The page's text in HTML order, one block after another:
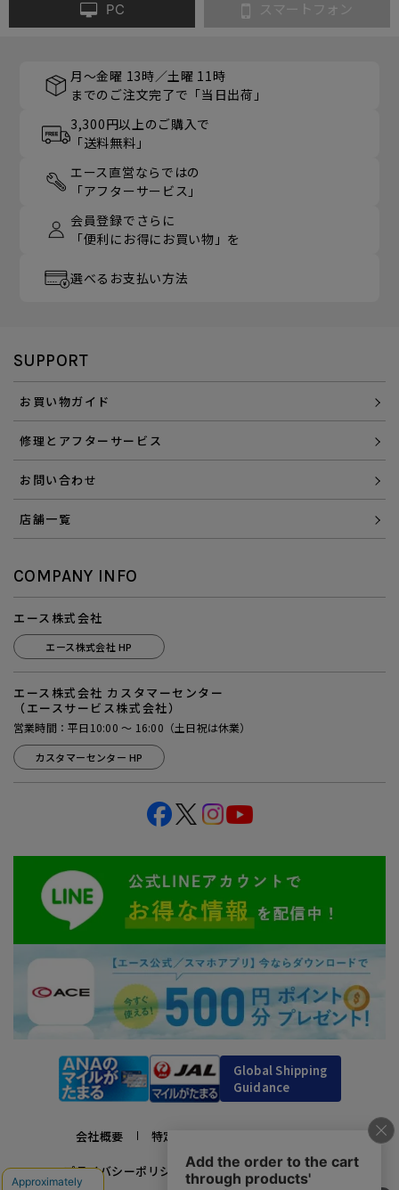
PC スマートフォン
月～金曜 13時／土曜 11時
までのご注文完了で「当日出荷」
3,300円以上のご購入で
「送料無料」
エース直営ならではの
「アフターサービス」
会員登録でさらに
「便利にお得にお買い物」を
選べるお支払い方法
SUPPORT
お買い物ガイド
修理とアフターサービス
お問い合わせ
店舗一覧
COMPANY INFO
エース株式会社
エース株式会社 HP
エース株式会社 カスタマーセンター
（エースサービス株式会社）
営業時間：平日10:00 ～ 16:00（土日祝は休業）
カスタマーセンター HP
Global Shipping
Guidance
会社概要 特定商取引法に基づく表示
プライバシーポリシー 利用規約 採用情報